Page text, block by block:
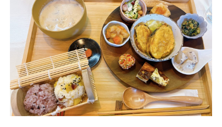
ご、油揚げ、昆布、カブ、さつまいも、ミニトマト、 里芋、し
いたけ、湯葉、のり・・ 何のかき揚げだろう？と思って聞いて
みたら、きりぼし大根のかき揚げでした。 食感も良く、美味し
かった～。 具だくさんでお腹いっぱいになりました！ お吸い物
も白身魚だったかな、お出しがきいてて美味しかったです。 最
初に出していただいたお茶が美味しすぎて、こちらも伺うと「い
り番茶」とのこと。 焚火みたいなにおいがして、わたしはとて
も好みでした。 デザートは、ショートケーキ＆チャイ そし
て、楽しみにしていたショートケーキ。 このフォルム。子ども
が絵にかくショートケーキみたいでめっちゃ可愛い・・♡ スポ